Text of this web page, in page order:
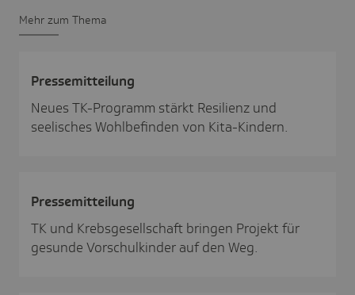
Mehr zum Thema
Pres­se­mit­tei­lung
Neues TK-Programm stärkt Resilienz und
seelisches Wohlbefinden von Kita-Kindern.
Pres­se­mit­tei­lung
TK und Krebsgesellschaft bringen Projekt für
gesunde Vorschulkinder auf den Weg.